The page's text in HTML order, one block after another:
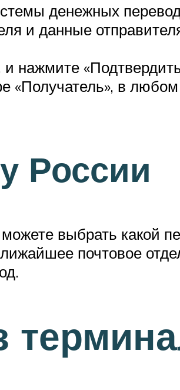
денежных
и данные
нажмите
«Получатель», в
России
выбрать какой
почтовое